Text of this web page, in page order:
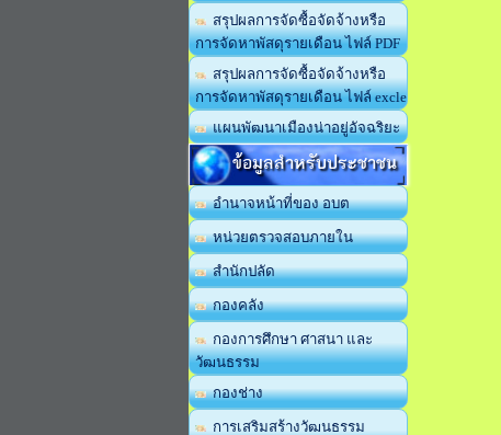
สรุปผลการจัดซื้อจัดจ้างหรือ
การจัดหาพัสดุรายเดือน ไฟล์ PDF
สรุปผลการจัดซื้อจัดจ้างหรือ
การจัดหาพัสดุรายเดือน ไฟล์ excle
แผนพัฒนาเมืองน่าอยู่อัจฉริยะ
ข้อมูลสำหรับประชาชน
อำนาจหน้าที่ของ อบต
หน่วยตรวจสอบภายใน
สำนักปลัด
กองคลัง
กองการศึกษา ศาสนา และ
วัฒนธรรม
กองช่าง
การเสริมสร้างวัฒนธรรม